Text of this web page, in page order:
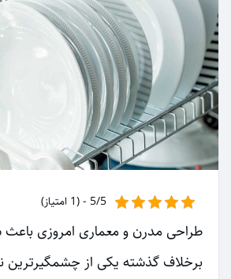
5/5 - (1 امتیاز)
طراحی مدرن و معماری امروزی باعث
برخلاف گذشته یکی از چشمگیرترین